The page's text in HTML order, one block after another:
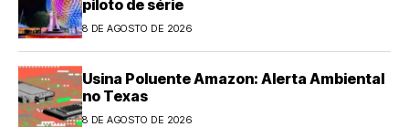
piloto de série
8 DE AGOSTO DE 2026
Usina Poluente Amazon: Alerta Ambiental
no Texas
8 DE AGOSTO DE 2026